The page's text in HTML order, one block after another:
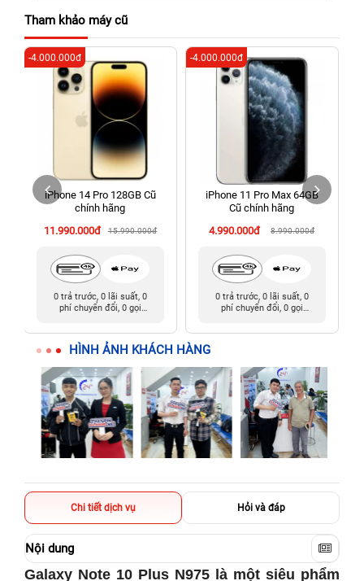
625 - 625A Âu Cơ, Tân Phú, Hồ Chí Minh (Quận Tân Phú cũ)
326 Lê Văn Việt, Tăng Nhơn Phú, Hồ Chí Minh (Q.9 TP. Thủ
Đức cũ)
256 Võ Văn Ngân, Thủ Đức, Hồ Chí Minh (Bình Thọ, TP. Thủ
70 Nguyễn An Ninh, Dĩ An, Hồ Chí Minh (Bình Dương Cũ)
24h Vũng Tàu: 162A Ba Cu, Vũng Tàu, Hồ Chí Minh (TP. Vũng
Tàu cũ)
198 Hoàng Văn Thụ, Tân Sơn Nhất, Hồ Chí Minh (Tân Bình
Tham khảo máy cũ
iPhone 14 Pro 128GB Cũ
chính hãng
11.990.000đ
15.990.000đ
-4.000.000đ
0 trả trước, 0 lãi suất, 0
phí chuyển đổi, 0 gọi
iPhone 11 Pro Max 64GB
Cũ chính hãng
4.990.000đ
8.990.000đ
-4.000.000đ
0 trả trước, 0 lãi suất, 0
phí chuyển đổi, 0 gọi
HÌNH ẢNH KHÁCH HÀNG
Chi tiết dịch vụ Hỏi và đáp
Nội dung
Galaxy Note 10 Plus N975 là một siêu phẩm